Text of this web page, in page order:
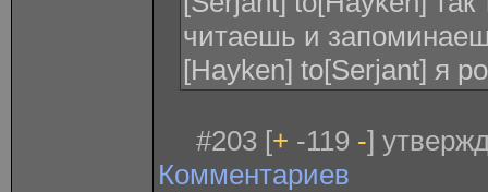
читаешь и
[Hayken] to[Serjant] я
#203 [+ -119 -]
Комментариев